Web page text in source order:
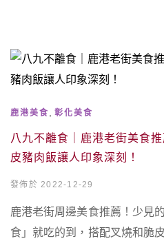
鹿港美食 彰化美食
八九不離食｜鹿港老街美食
皮豬肉飯讓人印象深刻！
發佈於 2022-12-29
鹿港老街周邊美食推薦！少見
食」就吃的到，搭配叉燒和脆